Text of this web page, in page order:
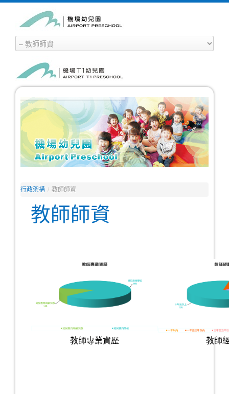
行政架構 / 教師師資
教師師資
教師專業資歷 教師